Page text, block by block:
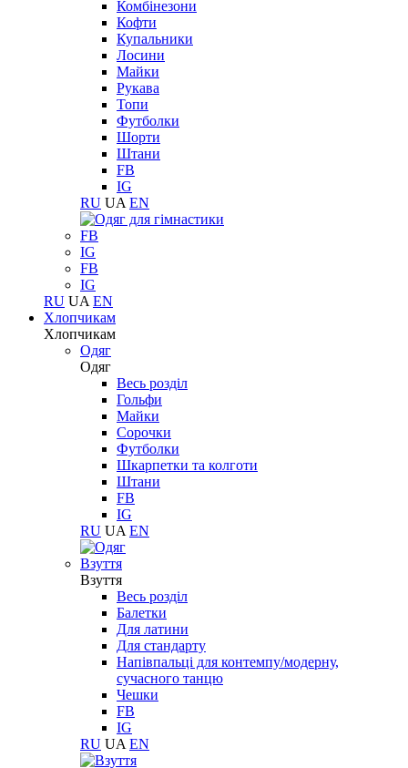
Комбінезони
Кофти
Купальники
Лосини
Майки
Рукава
Топи
Футболки
Шорти
Штани
FB
IG
RU UA EN
FB
IG
FB
IG
RU UA EN
Хлопчикам
Хлопчикам
Одяг
Одяг
Весь розділ
Гольфи
Майки
Сорочки
Футболки
Шкарпетки та колготи
Штани
FB
IG
RU UA EN
Взуття
Взуття
Весь розділ
Балетки
Для латини
Для стандарту
Напівпальці для контемпу/модерну,
сучасного танцю
Чешки
FB
IG
RU UA EN